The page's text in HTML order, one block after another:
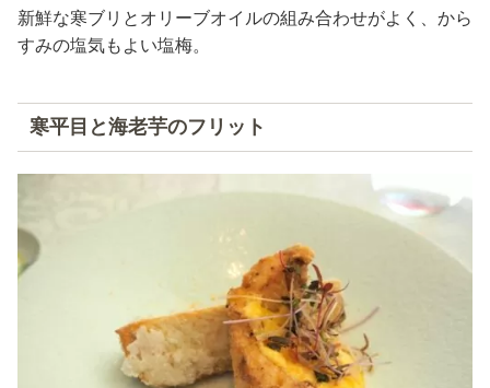
新鮮な寒ブリとオリーブオイルの組み合わせがよく、から
すみの塩気もよい塩梅。
寒平目と海老芋のフリット